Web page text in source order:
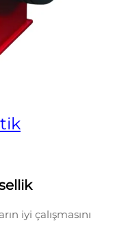
iyi çalışmasını